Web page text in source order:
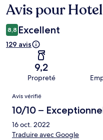
Avis
Avis pour
8,8 Excellent
129 avis
9,2
Propreté
Avis
Avis vérifié
10/10 –
16 oct. 2022
Traduire avec Google